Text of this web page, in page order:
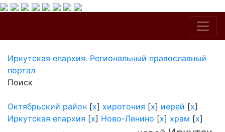
Иркутская епархия. Региональный православный
портал
Поиск
Октябрьский район [x] хиротония [x] иерей [x]
Иркутская епархия [x] Ново-Ленино [x] храм [x]